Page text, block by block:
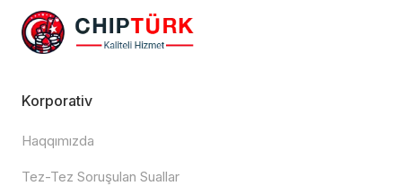
Korporativ
Haqqımızda
Tez-Tez Soruşulan Suallar